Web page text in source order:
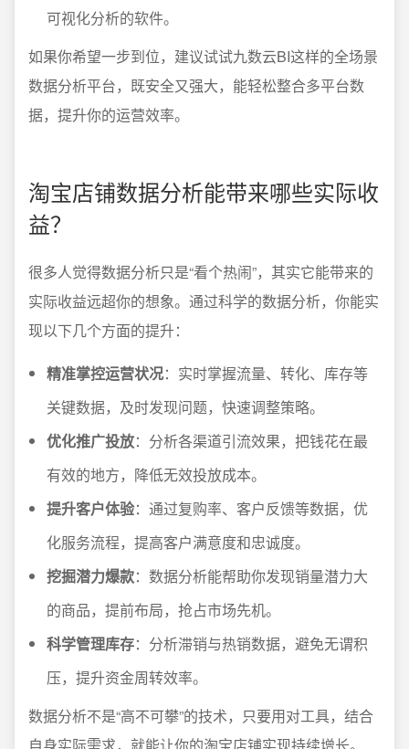
可视化分析的软件。
如果你希望一步到位，建议试试九数云BI这样的全场景
数据分析平台，既安全又强大，能轻松整合多平台数
据，提升你的运营效率。
淘宝店铺数据分析能带来哪些实际收
益？
很多人觉得数据分析只是“看个热闹”，其实它能带来的
实际收益远超你的想象。通过科学的数据分析，你能实
现以下几个方面的提升：
精准掌控运营状况：实时掌握流量、转化、库存等
关键数据，及时发现问题，快速调整策略。
优化推广投放：分析各渠道引流效果，把钱花在最
有效的地方，降低无效投放成本。
提升客户体验：通过复购率、客户反馈等数据，优
化服务流程，提高客户满意度和忠诚度。
挖掘潜力爆款：数据分析能帮助你发现销量潜力大
的商品，提前布局，抢占市场先机。
科学管理库存：分析滞销与热销数据，避免无谓积
压，提升资金周转效率。
数据分析不是“高不可攀”的技术，只要用对工具，结合